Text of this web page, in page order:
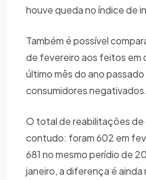
houve queda no índice de
Também é possível
de fevereiro aos feitos em
último mês do ano
consumidores
O total de reabilitações
contudo: foram 602 em
681 no mesmo perídio de
janeiro, a diferença é ainda